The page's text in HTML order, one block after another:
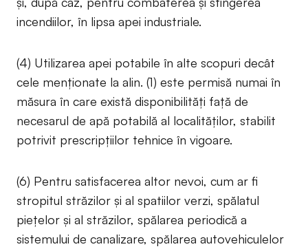
incendiilor, în lipsa apei industriale.
(4) Utilizarea apei potabile în alte scopuri decât
cele menționate la alin. (1) este permisă numai în
măsura în care există disponibilități față de
necesarul de apă potabilă al localităților, stabilit
potrivit prescripțiilor tehnice în vigoare.
(6) Pentru satisfacerea altor nevoi, cum ar fi
stropitul străzilor și al spatiilor verzi, spălatul
piețelor și al străzilor, spălarea periodică a
sistemului de canalizare, spălarea autovehiculelor